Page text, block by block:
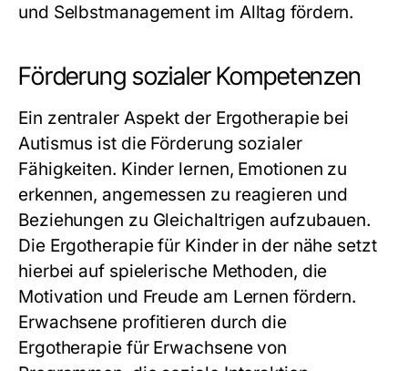
und Selbstmanagement im Alltag fördern.
Förderung sozialer Kompetenzen
Ein zentraler Aspekt der Ergotherapiebei
Autismus ist die Förderung sozialer
Fähigkeiten. Kinder lernen, Emotionen zu
erkennen, angemessen zu reagieren und
Beziehungen zu Gleichaltrigen aufzubauen.
Die Ergotherapie für Kinder in der nähe setzt
hierbei auf spielerische Methoden, die
Motivation und Freude am Lernen fördern.
Erwachsene profitieren durch die
Ergotherapie für Erwachsenevon